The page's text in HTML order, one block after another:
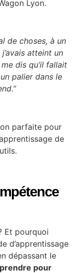
Lyon.
de choses, à un
atteint un
dis qu’il fallait
palier dans le
parfaite pour
de
.
Et pourquoi
d’apprentissage
dépassant le
pour